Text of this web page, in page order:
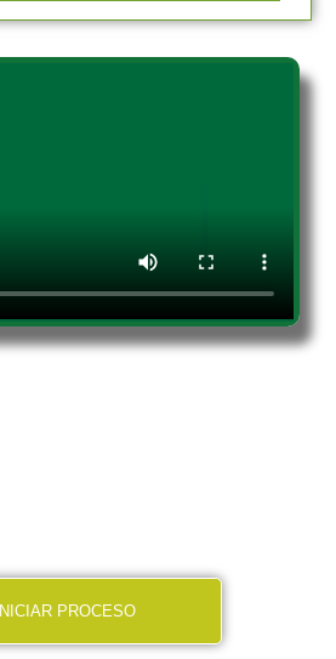
INICIAR PROCESO